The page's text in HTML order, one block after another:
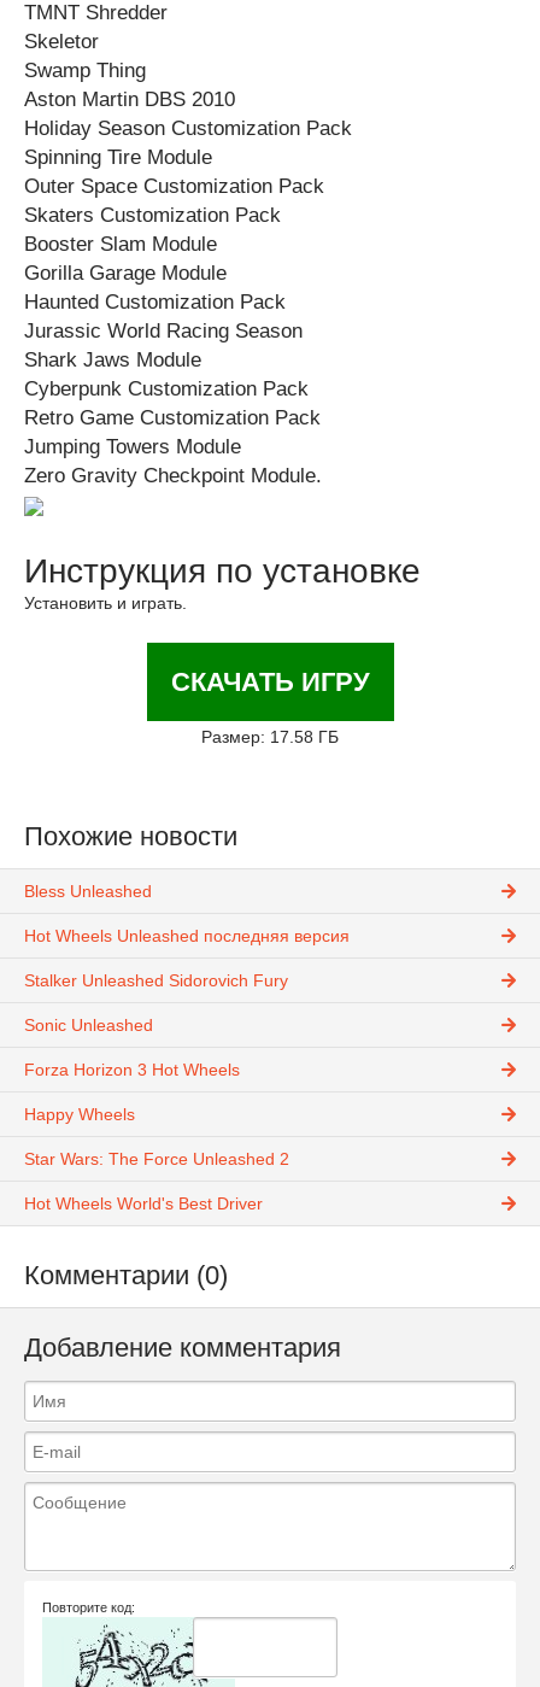
TMNT Shredder
Skeletor
Swamp Thing
Aston Martin DBS 2010
Holiday Season Customization Pack
Spinning Tire Module
Outer Space Customization Pack
Skaters Customization Pack
Booster Slam Module
Gorilla Garage Module
Haunted Customization Pack
Jurassic World Racing Season
Shark Jaws Module
Cyberpunk Customization Pack
Retro Game Customization Pack
Jumping Towers Module
Zero Gravity Checkpoint Module.
Инструкция по установке
Установить и играть.
СКАЧАТЬ ИГРУ
Размер: 17.58 ГБ
Похожие новости
Bless Unleashed
Hot Wheels Unleashed последняя версия
Stalker Unleashed Sidorovich Fury
Sonic Unleashed
Forza Horizon 3 Hot Wheels
Happy Wheels
Star Wars: The Force Unleashed 2
Hot Wheels World's Best Driver
Комментарии (0)
Добавление комментария
Повторите код: